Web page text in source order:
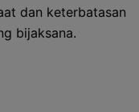
dan keterbatasan
bijaksana.